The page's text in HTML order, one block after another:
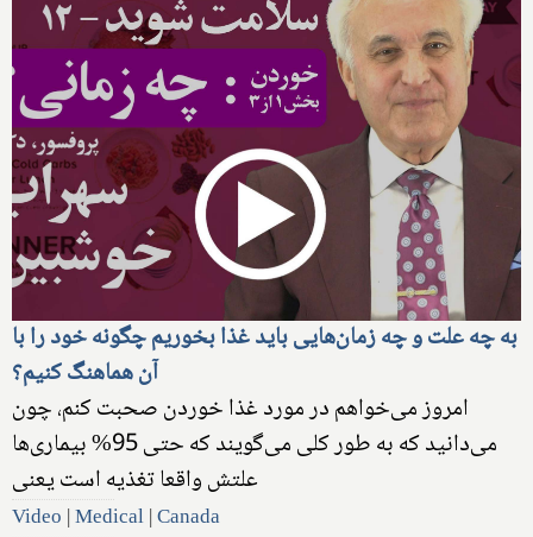
به چه علت و چه زمان‌هایی باید غذا بخوریم چگونه خود را با
آن هماهنگ کنیم؟
امروز می‌خواهم در مورد غذا خوردن صحبت کنم، چون
می‌دانید که به طور کلی می‌گویند که حتی 95% بیماری‌ها
علتش واقعا تغذیه است یعنی
Video |Medical|Canada